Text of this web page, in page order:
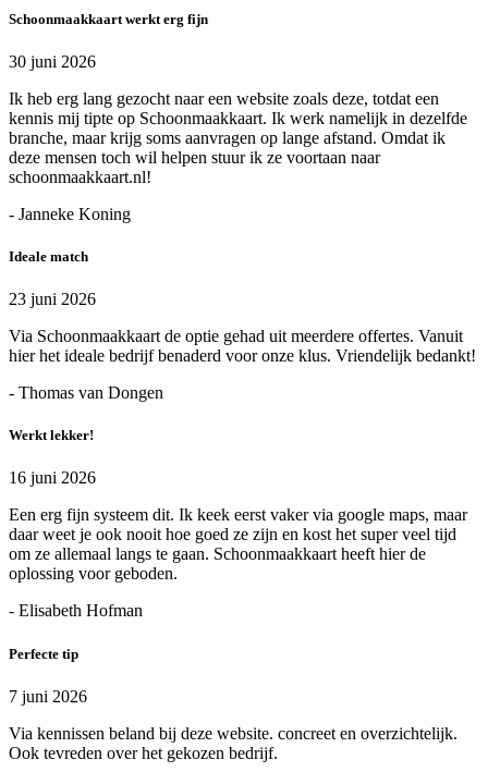
Schoonmaakkaart werkt erg fijn
30 juni 2026
Ik heb erg lang gezocht naar een website zoals deze, totdat een
kennis mij tipte op Schoonmaakkaart. Ik werk namelijk in dezelfde
branche, maar krijg soms aanvragen op lange afstand. Omdat ik
deze mensen toch wil helpen stuur ik ze voortaan naar
schoonmaakkaart.nl!
- Janneke Koning
Ideale match
23 juni 2026
Via Schoonmaakkaart de optie gehad uit meerdere offertes. Vanuit
hier het ideale bedrijf benaderd voor onze klus. Vriendelijk bedankt!
- Thomas van Dongen
Werkt lekker!
16 juni 2026
Een erg fijn systeem dit. Ik keek eerst vaker via google maps, maar
daar weet je ook nooit hoe goed ze zijn en kost het super veel tijd
om ze allemaal langs te gaan. Schoonmaakkaart heeft hier de
oplossing voor geboden.
- Elisabeth Hofman
Perfecte tip
7 juni 2026
Via kennissen beland bij deze website. concreet en overzichtelijk.
Ook tevreden over het gekozen bedrijf.